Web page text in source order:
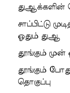
துஆக்களின்
சாப்பிட்டு
ஓதும் துஆ
தூங்கும்
தூங்கும்
தொகுப்பு